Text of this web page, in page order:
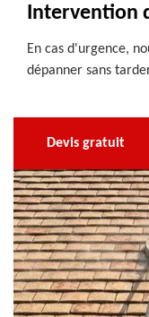
Intervention
En cas d'urgence,
dépanner sans
Devis gratuit